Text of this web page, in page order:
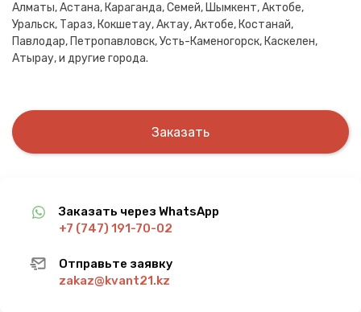
Алматы, Астана, Караганда, Семей, Шымкент, Актобе,
Уральск, Тараз, Кокшетау, Актау, Актобе, Костанай,
Павлодар, Петропавловск, Усть-Каменогорск, Каскелен,
Атырау, и другие города.
Заказать
Заказать через WhatsApp
+7 (747) 191-70-02
Отправьте заявку
zakaz@kvant21.kz